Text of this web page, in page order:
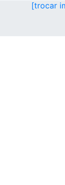
[trocar